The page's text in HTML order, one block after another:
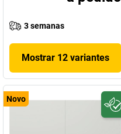
3 semanas
Mostrar 12 variantes
Novo